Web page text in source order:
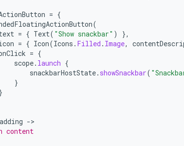
= {
(
= { Text( "Show snackbar" )
},
= { Icon(Icons . Filled . Image,
= {
scope. launch {
snackbarHostState. showSnackbar(
}
}
-
content